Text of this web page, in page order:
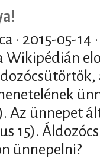
· 2015-05-14
Wikipédián
Az ünnepet
15).
ünnepelni?